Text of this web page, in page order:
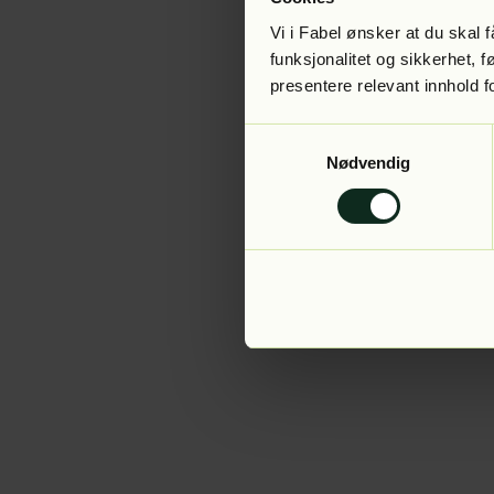
Vi i Fabel ønsker at du skal
funksjonalitet og sikkerhet,
presentere relevant innhold
Nødvendig
Application